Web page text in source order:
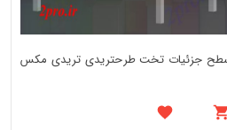
جزئیات تخت طرحتریدی تریدی مکس